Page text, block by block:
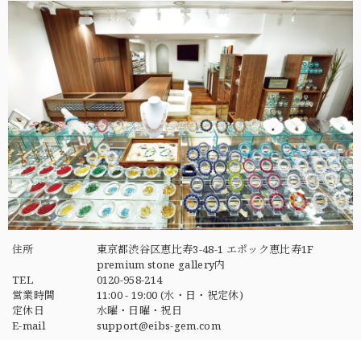
住所
東京都渋谷区恵比寿3-48-1 エポック恵比寿1F
premium stone gallery内
TEL
0120-958-214
営業時間
11:00 - 19:00 (水・日・祝定休)
定休日
水曜・日曜・祝日
E-mail
support@eibs-gem.com